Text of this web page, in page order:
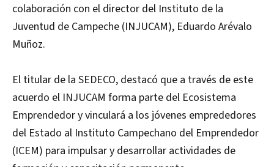
colaboración con el director del Instituto de la
Juventud de Campeche (INJUCAM), Eduardo Arévalo
Muñoz.
El titular de la SEDECO, destacó que a través de este
acuerdo el INJUCAM forma parte del Ecosistema
Emprendedor y vinculará a los jóvenes emprededores
del Estado al Instituto Campechano del Emprendedor
(ICEM) para impulsar y desarrollar actividades de